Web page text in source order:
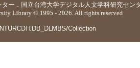
ター ． 国立台湾大学デジタル人文学科研究セン
Library © 1995 - 2026. All rights reserved
Collection